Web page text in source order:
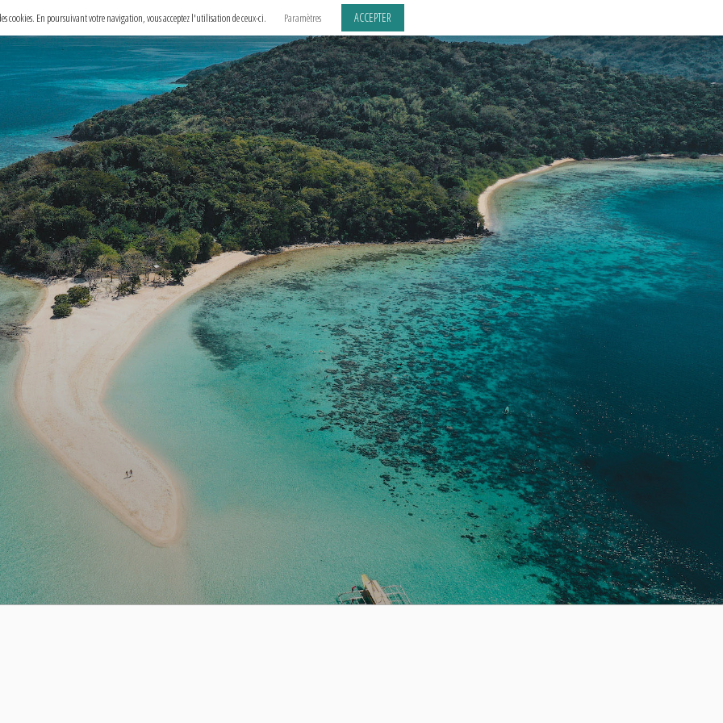
cookies. En poursuivant votre navigation, vous acceptez l'utilisation de ceux-ci. Paramètres ACCEPTER